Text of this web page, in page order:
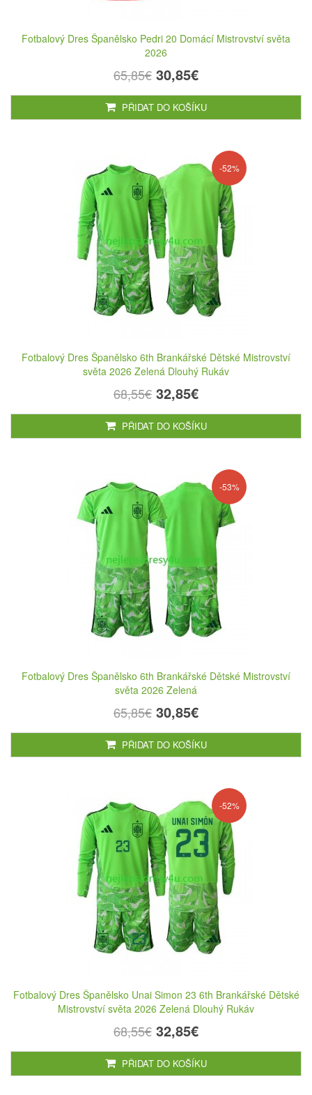
Fotbalový Dres Španělsko Pedri 20 Domácí Mistrovství světa
2026
65,85€ 30,85€
PŘIDAT DO KOŠÍKU
-52%
Fotbalový Dres Španělsko 6th Brankářské Dětské Mistrovství
světa 2026 Zelená Dlouhý Rukáv
68,55€ 32,85€
PŘIDAT DO KOŠÍKU
-53%
Fotbalový Dres Španělsko 6th Brankářské Dětské Mistrovství
světa 2026 Zelená
65,85€ 30,85€
PŘIDAT DO KOŠÍKU
-52%
Fotbalový Dres Španělsko Unai Simon 23 6th Brankářské Dětské
Mistrovství světa 2026 Zelená Dlouhý Rukáv
68,55€ 32,85€
PŘIDAT DO KOŠÍKU